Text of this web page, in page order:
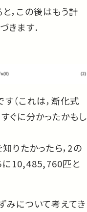
，この後はもう計
きます．
（これは，漸化式
ぐに分かったかもし
りたかったら，2の
に10,485,760匹と
みについて考えてき